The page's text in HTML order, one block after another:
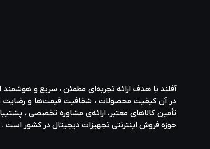
آفلند با هدف ارائه‌ تجربه‌ای مطمئن ، سریع و هوشمند
در آن کیفیت محصولات ، شفافیت قیمت‌ها و رضایت
تأمین کالاهای معتبر، ارائه‌ی مشاوره‌ تخصصی ،
حوزه‌ فروش اینترنتی تجهیزات دیجیتال در کشور